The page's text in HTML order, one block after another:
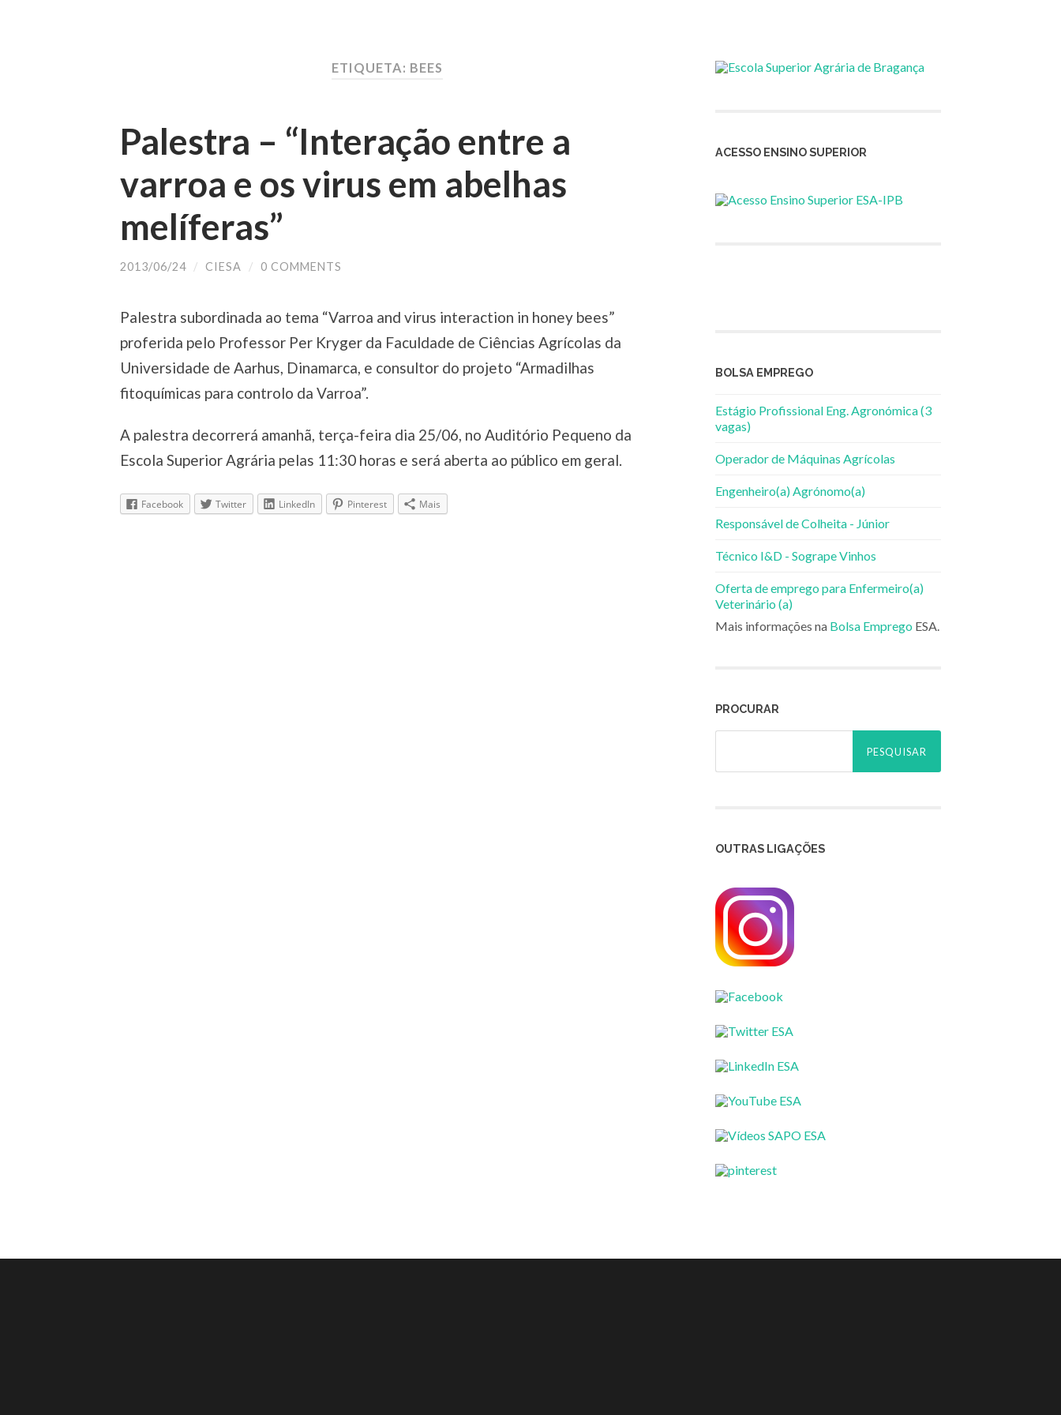
ETIQUETA: BEES
Palestra – “Interação entre a
varroa e os virus em abelhas
melíferas”
2013/06/24 / CIESA / 0 COMMENTS
Palestra subordinada ao tema “Varroa and virus interaction in honey bees”
proferida pelo Professor Per Kryger da Faculdade de Ciências Agrícolas da
Universidade de Aarhus, Dinamarca, e consultor do projeto “Armadilhas
fitoquímicas para controlo da Varroa”.
A palestra decorrerá amanhã, terça-feira dia 25/06, no Auditório Pequeno da
Escola Superior Agrária pelas 11:30 horas e será aberta ao público em geral.
Facebook Twitter LinkedIn Pinterest Mais
ACESSO ENSINO SUPERIOR
BOLSA EMPREGO
Estágio Profissional Eng. Agronómica (3
vagas)
Operador de Máquinas Agrícolas
Engenheiro(a) Agrónomo(a)
Responsável de Colheita - Júnior
Técnico I&D - Sogrape Vinhos
Oferta de emprego para Enfermeiro(a)
Veterinário (a)
Mais informações na Bolsa Emprego ESA.
PROCURAR
Pesquisar
OUTRAS LIGAÇÕES